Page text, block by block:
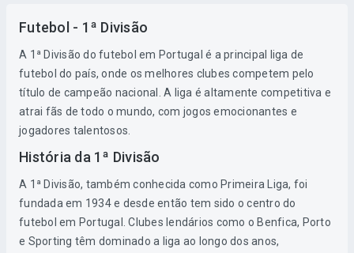
Futebol - 1ª Divisão
A 1ª Divisão do futebol em Portugal é a principal liga de
futebol do país, onde os melhores clubes competem pelo
título de campeão nacional. A liga é altamente competitiva e
atrai fãs de todo o mundo, com jogos emocionantes e
jogadores talentosos.
História da 1ª Divisão
A 1ª Divisão, também conhecida como Primeira Liga, foi
fundada em 1934 e desde então tem sido o centro do
futebol em Portugal. Clubes lendários como o Benfica, Porto
e Sporting têm dominado a liga ao longo dos anos,